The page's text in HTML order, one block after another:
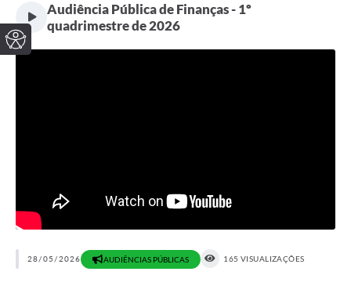
Audiência Pública de Finanças - 1º
quadrimestre de 2026
28/05/2026 AUDIÊNCIAS PÚBLICAS 165 VISUALIZAÇÕES